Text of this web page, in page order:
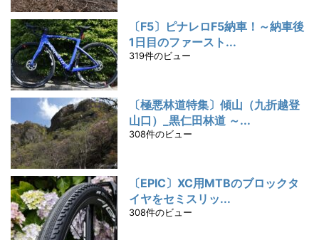
〔F5〕ピナレロF5納車！～納車後
1日目のファースト...
319件のビュー
〔極悪林道特集〕傾山（九折越登
山口）_黒仁田林道 ～...
308件のビュー
〔EPIC〕XC用MTBのブロックタ
イヤをセミスリッ...
308件のビュー